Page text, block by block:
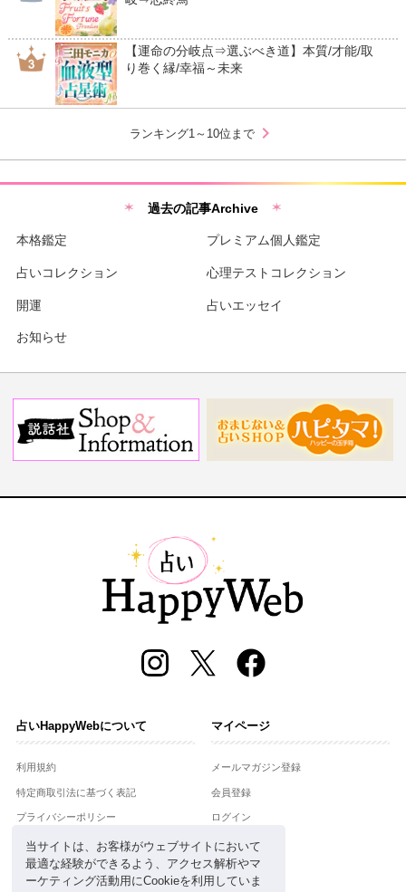
当サイトは、お客様がウェブサイトにおいて
最適な経験ができるよう、アクセス解析やマ
ーケティング活動用にCookieを利用していま
【運命の分岐点⇒選ぶべき道】本質/才能/取
り巻く縁/幸福～未来
ランキング1～10位まで chevron_right
過去の記事Archive
本格鑑定 プレミアム個人鑑定
占いコレクション 心理テストコレクション
開運 占いエッセイ
お知らせ
占いHappyWebについて
利用規約
特定商取引法に基づく表記
プライバシーポリシー
運営会社
お問合せ
マイページ
メールマガジン登録
会員登録
ログイン